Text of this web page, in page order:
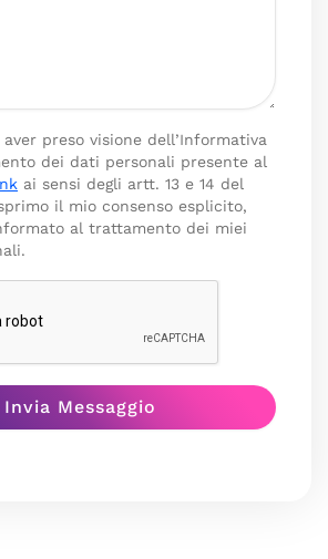
preso visione dell’Informativa
dei dati personali presente al
ai sensi degli artt. 13 e 14 del
il mio consenso esplicito,
al trattamento dei miei